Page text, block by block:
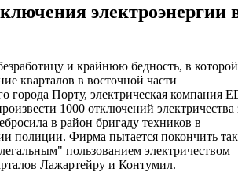
электроэнергии
и крайнюю бедность, в которой
кварталов в восточной части
города Порту, электрическая компания
1000 отключений электричества
в район бригаду техников в
полиции. Фирма пытается покончить
пользованием электричеством
Лажартейру и Контумил.